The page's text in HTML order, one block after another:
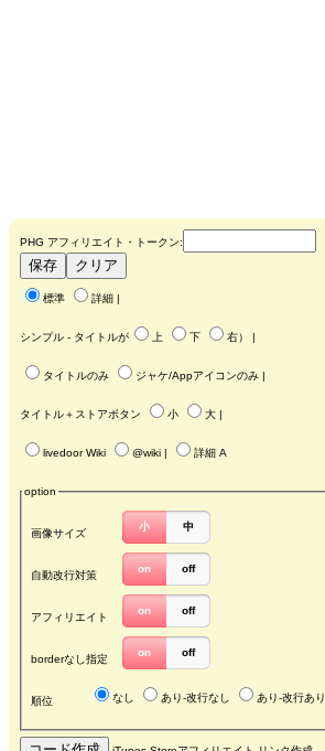
PHG アフィリエイト・トークン:
標準 詳細
シンプル - タイトルが 上 下 右） |
タイトルのみ ジャケ/Appアイコンのみ
タイトル＋ストアボタン 小 大
livedoor Wiki @wiki 詳細 A
option
画像サイズ
小 中
自動改行対策
on off
アフィリエイト
on off
borderなし指定
on off
順位 なし あり-改行なし あり-改行あり